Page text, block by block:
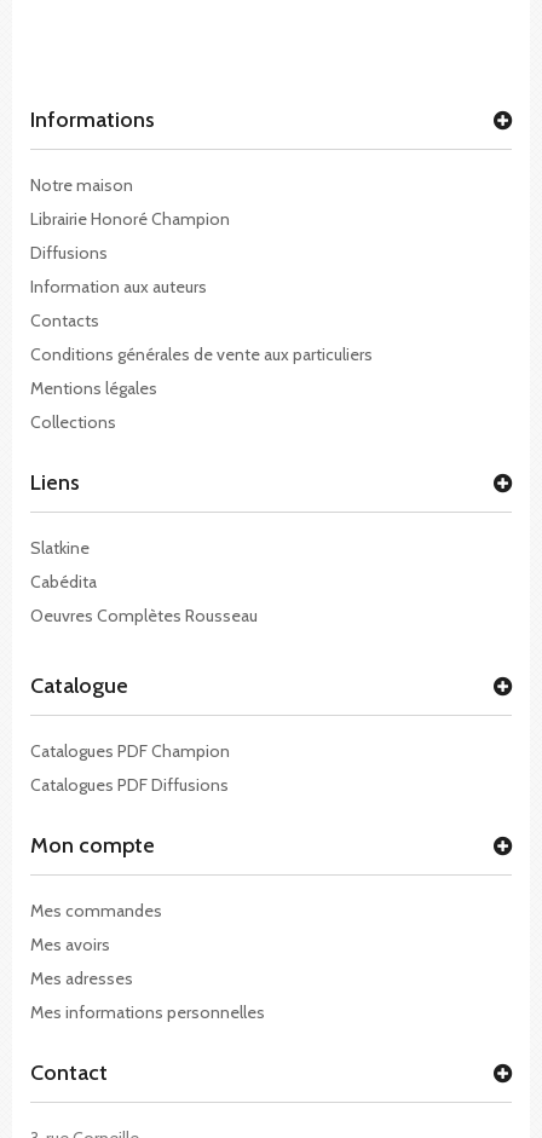
Informations
Notre maison
Librairie Honoré Champion
Diffusions
Information aux auteurs
Contacts
Conditions générales de vente aux particuliers
Mentions légales
Collections
Liens
Slatkine
Cabédita
Oeuvres Complètes Rousseau
Catalogue
Catalogues PDF Champion
Catalogues PDF Diffusions
Mon compte
Mes commandes
Mes avoirs
Mes adresses
Mes informations personnelles
Contact